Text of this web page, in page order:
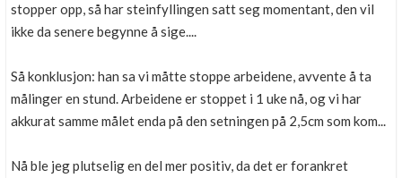
stopper opp, så har steinfyllingen satt seg momentant, den vil
ikke da senere begynne å sige....
Så konklusjon: han sa vi måtte stoppe arbeidene, avvente å ta
målinger en stund. Arbeidene er stoppet i 1 uke nå, og vi har
akkurat samme målet enda på den setningen på 2,5cm som kom...
Nå ble jeg plutselig en del mer positiv, da det er forankret